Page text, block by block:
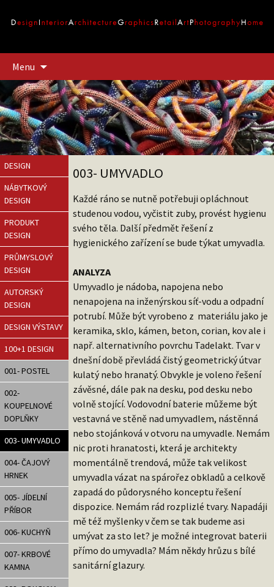
Menu
obsahu
webu
DESIGN
NÁBYTKOVÝ
DESIGN
PRODUKT
DESIGN
PRŮMYSLOVÝ
DESIGN
AUTORSKÝ
DESIGN
DESIGN VÝSTAVY
100+1 DESIGN
001- POSTEL
002-
KOUPELNOVÉ
DOPLŇKY
003- UMYVADLO
004- ČAJOVÝ
HRNEK
005- JÍDELNÍ
PŘÍBOR
006- KUCHYŇ
007- KRBOVÉ
KAMNA
003- UMYVADLO
Každé ráno se nutně potřebuji opláchnout
studenou vodou, vyčistit zuby, provést hygienu
svého těla. Další předmět řešení z
hygienického zařízení se bude týkat umyvadla.
ANALYZA
Umyvadlo je nádoba, napojena nebo
nenapojena na inženýrskou síť-vodu a odpadní
potrubí. Může být vyrobeno z materiálu jako je
keramika, sklo, kámen, beton, corian, kov ale i
např. alternativního povrchu Tadelakt. Tvar v
dnešní době převládá čistý geometrický útvar
kulatý nebo hranatý. Obvykle je voleno řešení
závěsné, dále pak na desku, pod desku nebo
volně stojící. Vodovodní baterie můžeme být
vestavná ve stěně nad umyvadlem, nástěnná
nebo stojánková v otvoru na umyvadle. Nemám
nic proti hranatosti, která je architekty
momentálně trendová, může tak velikost
umyvadla vázat na spárořez obkladů a celkově
zapadá do půdorysného konceptu řešení
dispozice. Nemám rád rozplizlé tvary. Napadáji
mě též myšlenky v čem se tak budeme asi
umývat za sto let? je možné integrovat baterii
přímo do umyvadla? Mám někdy hrůzu s bílé
sanitární glazury.